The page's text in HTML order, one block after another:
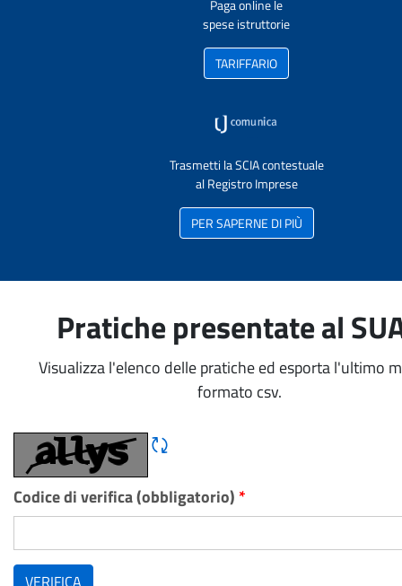
Paga online le
spese istruttorie
TARIFFARIO
Trasmetti la SCIA contestuale
al Registro Imprese
PER SAPERNE DI PIÙ
Pratiche presentate al
Visualizza l'elenco delle pratiche ed esporta l'ultimo
formato csv.
Rigene CAPTCHA
Codice di verifica (obbligatorio) *
VERIFICA